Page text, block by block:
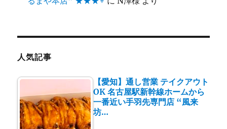
人気記事
【愛知】通し営業 テイクアウト
OK 名古屋駅新幹線ホームから
一番近い手羽先専門店 “風来
坊…